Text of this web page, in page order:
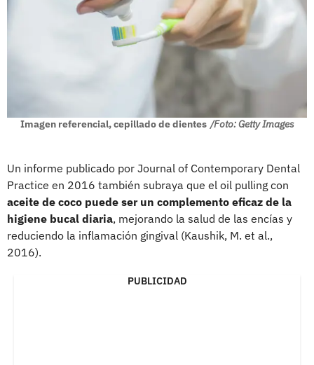
Imagen referencial, cepillado de dientes /Foto: Getty Images
Un informe publicado por Journal of Contemporary Dental
Practice en 2016 también subraya que el oil pulling con
aceite de coco puede ser un complemento eficaz de la
higiene bucal diaria, mejorando la salud de las encías y
reduciendo la inflamación gingival (Kaushik, M. et al.,
2016).
PUBLICIDAD